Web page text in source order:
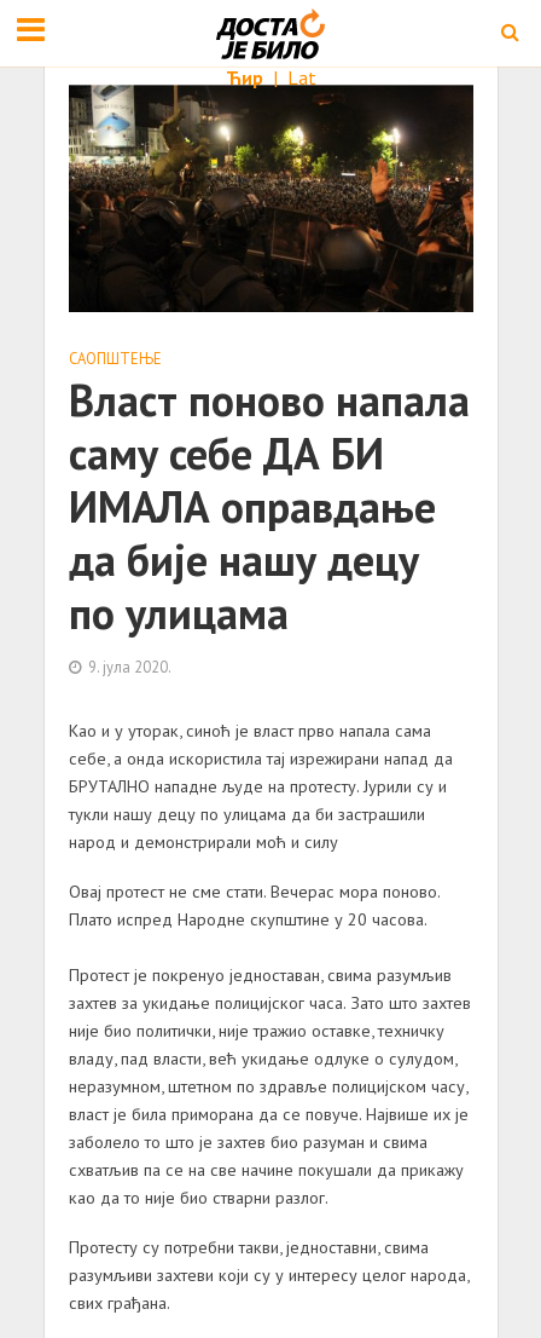
Ћир | Lat
САОПШТЕЊE
Власт поново напала
саму себе ДА БИ
ИМАЛА оправдање
да бије нашу децу
по улицама
9. јула 2020.
Као и у уторак, синоћ је власт прво напала сама
себе, а онда искористила тај изрежирани напад да
БРУТАЛНО нападне људе на протесту. Јурили су и
тукли нашу децу по улицама да би застрашили
народ и демонстрирали моћ и силу
Овај протест не сме стати. Вечерас мора поново.
Плато испред Народне скупштине у 20 часова.
Протест је покренуо једноставан, свима разумљив
захтев за укидање полицијског часа. Зато што захтев
није био политички, није тражио оставке, техничку
владу, пад власти, већ укидање одлуке о сулудом,
неразумном, штетном по здравље полицијском часу,
власт је била приморана да се повуче. Највише их је
заболело то што је захтев био разуман и свима
схватљив па се на све начине покушали да прикажу
као да то није био стварни разлог.
Протесту су потребни такви, једноставни, свима
разумљиви захтеви који су у интересу целог народа,
свих грађана.